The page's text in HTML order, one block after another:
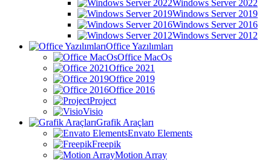
Windows Server 2022
Windows Server 2019
Windows Server 2016
Windows Server 2012
Office Yazılımları
Office MacOs
Office 2021
Office 2019
Office 2016
Project
Visio
Grafik Araçları
Envato Elements
Freepik
Motion Array